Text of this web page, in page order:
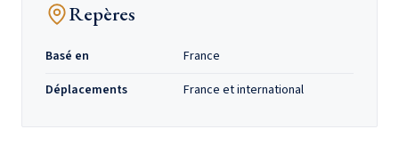
Repères
Basé en
France
Déplacements
France et international